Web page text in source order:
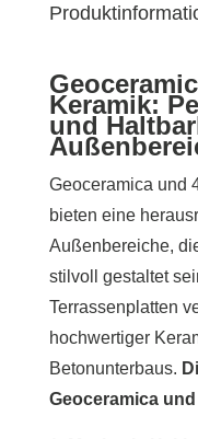
Keramik:
und
Geoceramica und
bieten eine
Außenbereiche,
stilvoll gestaltet
Terrassenplatten
hochwertiger
Betonunterbaus.
Geoceramica